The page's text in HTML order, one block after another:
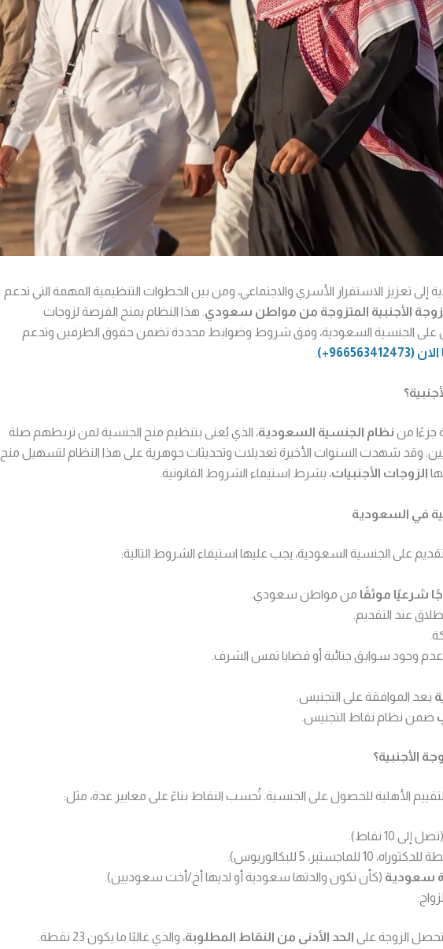
إلى تعزيز الاستقرار الأسري والاجتماعي، ومن بين الخطوات التنظيمية المهمة التي تدعم
الأجنبية المتزوجة من مواطن سعودي . هذا النظام يمنح الفرصة لزوجات
على الجنسية السعودية، وفق شروط وضوابط محددة تضمن حقوق الطرفين وتدعم
(966563412473+)
جزءًا من نظام الجنسية السعودية، الذي يُعنى بتنظيم منح الجنسية لمن تربطهم صلة
وقد شهدت السنوات الأخيرة تعديلات وتحديثات جوهرية على هذا النظام لتسهيل منح
الزوجات الأجنبيات، بشرط استيفاء الشروط القانونية.
في السعودية
على الجنسية السعودية، يجب عليها استيفاء الشروط التالية:
شرعيًا موثقًا من مواطن سعودي.
عند التقديم.
وجود سوابق جنائية أو قضايا تمس الشرف.
بعد الموافقة على التجنيس.
ضمن نظام نقاط التجنيس.
الأجنبية؟
لتقييم الأهلية للحصول على الجنسية. تُحسب النقاط بناءً على معايير عدة، مثل:
10 نقاط).
سعودية (كأن تكون والدتها سعودية أو لديها أخ/أخت سعوديين).
الزوجة على الحد الأدنى من النقاط المطلوبة، والذي غالبًا ما يكون 23 نقطة.